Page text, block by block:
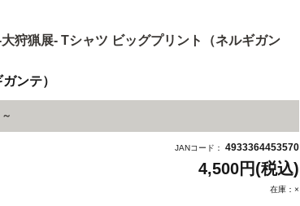
狩猟展- Tシャツ ビッグプリント（ネルギガン
ンテ）
JANコード： 4933364453570
4,500円(税込)
在庫：×